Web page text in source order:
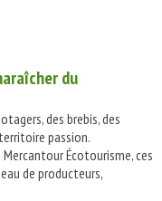
du
des brebis, des
passion.
Écotourisme, ces
de producteurs,